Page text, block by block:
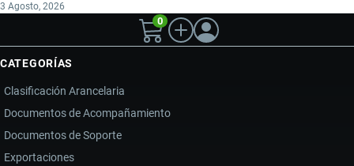
3 Agosto, 2026
0
CATEGORÍAS
Clasificación Arancelaria
Documentos de Acompañamiento
Documentos de Soporte
Exportaciones